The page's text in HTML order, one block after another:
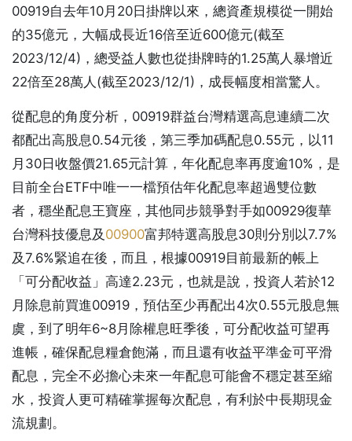
00919自去年10月20日掛牌以來，總資產規模從一開始
的35億元，大幅成長近16倍至近600億元(截至
2023/12/4) ，總受益人數也從掛牌時的1.25萬人暴增近
22倍至28萬人(截至2023/12/1)，成長幅度相當驚人。
從配息的角度分析，00919群益台灣精選高息連續二次
都配出高股息0.54元後，第三季加碼配息0.55元，以11
月30日收盤價21.65元計算，年化配息率再度逾10%，是
目前全台ETF中唯一一檔預估年化配息率超過雙位數
者，穩坐配息王寶座，其他同步競爭對手如00929復華
台灣科技優息及 00900富邦特選高股息30則分別以7.7%
及7.6%緊追在後，而且，根據00919目前最新的帳上
「可分配收益」高達2.23元，也就是說，投資人若於12
月除息前買進00919，預估至少再配出4次0.55元股息無
虞，到了明年6~8月除權息旺季後，可分配收益可望再
進帳，確保配息糧倉飽滿，而且還有收益平準金可平滑
配息，完全不必擔心未來一年配息可能會不穩定甚至縮
水，投資人更可精確掌握每次配息，有利於中長期現金
流規劃。